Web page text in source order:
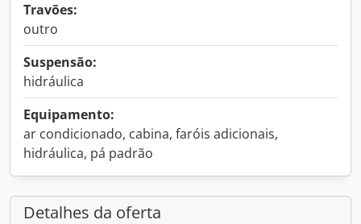
Travões:
outro
Suspensão:
hidráulica
Equipamento:
ar condicionado, cabina, faróis adicionais,
hidráulica, pá padrão
Detalhes da oferta